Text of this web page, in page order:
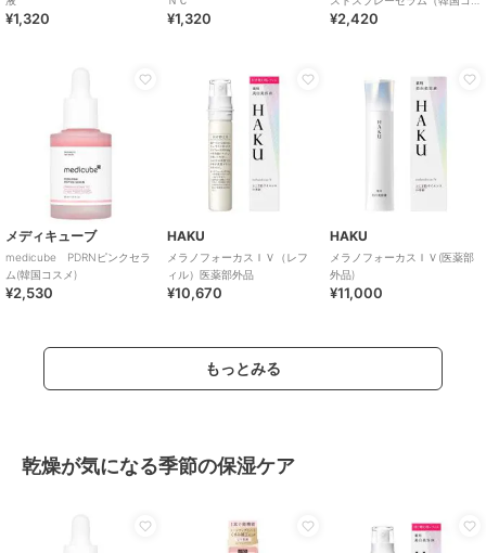
¥1,320 ¥1,320
スメ）
¥2,420
メディキューブ
medicube PDRNピンクセラ
ム(韓国コスメ)
¥2,530
HAKU
メラノフォーカスＩＶ（レフ
ィル）医薬部外品
¥10,670
HAKU
メラノフォーカスＩＶ(医薬部
外品)
¥11,000
もっとみる
乾燥が気になる季節の保湿ケア